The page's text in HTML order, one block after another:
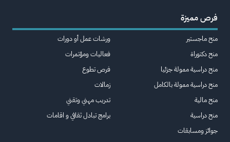
فرص مميزة
منح ماجستير
منح دكتوراة
منح دراسية ممولة جزئيا
منح دراسية ممولة بالكامل
منح مالية
منح دراسية
جوائز ومسابقات
ورشات عمل أو دورات
فعاليات ومؤتمرات
فرص تطوع
زمالات
تدريب مهني وتقني
برامج تبادل ثقافي و اقامات